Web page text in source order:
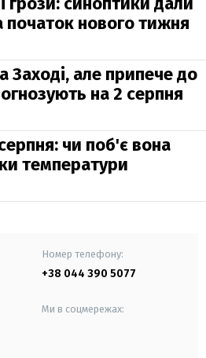
початок нового тижня
але припече до
на 2 серпня
чи поб'є вона
температури
Номер телефону:
+38 044 390 5077
Ми в соцмережах: